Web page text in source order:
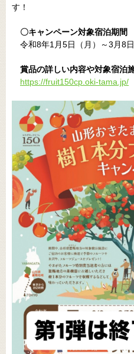
す！
〇キャンペーン対象宿泊期間
令和8年1月5日（月）～3月8日
賞品の詳しい内容や対象宿泊
https://fruit150cp.oki-tama.jp/